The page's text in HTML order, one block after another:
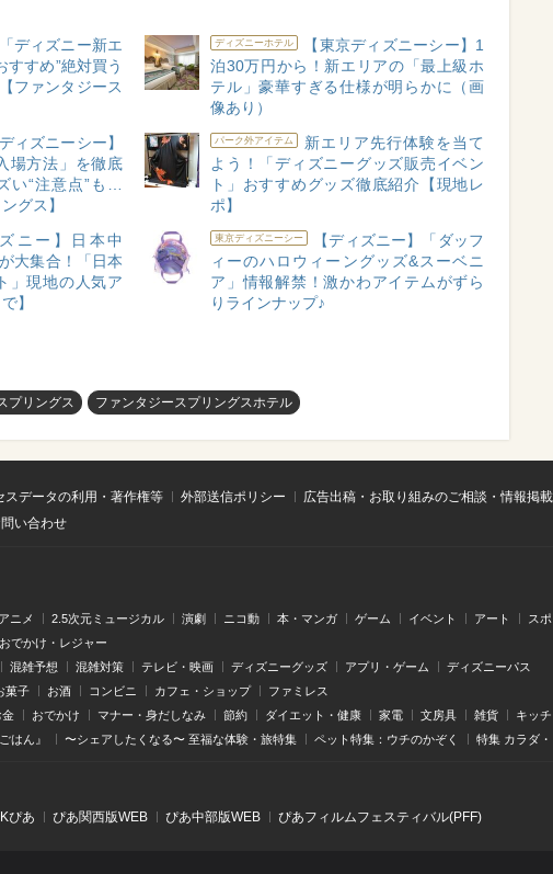
ディズニー新エ
すすめ”絶対買う
ファンタジース
ディズニーホテル
【東京ディズニーシー】1
泊30万円から！新エリアの「最上級ホ
テル」豪華すぎる仕様が明らかに（画
像あり）
ィズニーシー】
場方法」を徹底
い“注意点”も…
グス】
パーク外アイテム
新エリア先行体験を当て
よう！「ディズニーグッズ販売イベン
ト」おすすめグッズ徹底紹介【現地レ
ポ】
ニー】日本中
大集合！「日本
」現地の人気ア
】
東京ディズニーシー
【ディズニー】「ダッフ
ィーのハロウィーングッズ&スーベニ
ア」情報解禁！激かわアイテムがずら
りラインナップ♪
プリングス ファンタジースプリングスホテル
スデータの利用・著作権等 外部送信ポリシー
広告出稿・お取り組みのご相談・情報掲
い合わせ
アニメ 2.5次元ミュージカル 演劇 ニコ動 本・マンガ ゲーム イベント アート ス
おでかけ・レジャー
混雑予想 混雑対策 テレビ・映画 ディズニーグッズ アプリ・ゲーム ディズニーパス
菓子 お酒 コンビニ カフェ・ショップ ファミレス
金 おでかけ マナー・身だしなみ 節約 ダイエット・健康 家電 文房具 雑貨 キッ
はん』 〜シェアしたくなる〜 至福な体験・旅特集 ペット特集：ウチのかぞく 特集 カラダ
ぴあ ぴあ関⻄版WEB ぴあ中部版WEB ぴあフィルムフェスティバル(PFF)